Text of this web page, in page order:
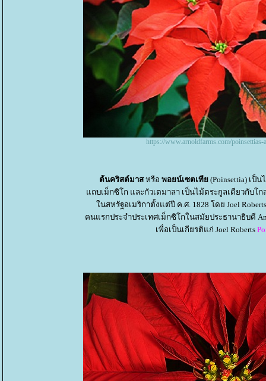
https://www.arnoldfarms.com/
ต้นคริสต์มาสหรือ พอยน์เซตเที (Poinsettia) เป็
ถบเม็กซิโก และกัวเตมาลา เป็นไม้ตระกูลเดียวกับโ
นสหรัฐอเมริกาตั้งแต่ปี ค.ศ. 1828 โดย Joel
คนแรกประจำประเทศเม็กซิโกในสมัยประธานาธิบดี
เพื่อเป็นเกียรติแก่ Joel Roberts